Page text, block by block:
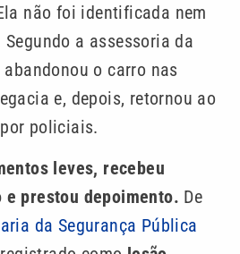
não foi identificada nem
a assessoria da
o carro nas
e, depois, retornou ao
policiais.
leves, recebeu
prestou depoimento. De
da Segurança Pública